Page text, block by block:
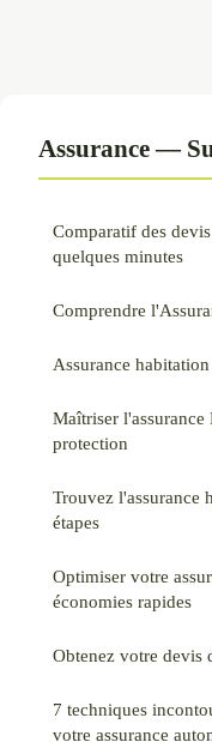
Assurance —
Comparatif des
quelques minutes
Comprendre
Assurance
Maîtriser
protection
Trouvez l'assurance
étapes
Optimiser votre
économies rapides
Obtenez votre devis
7 techniques
votre assurance